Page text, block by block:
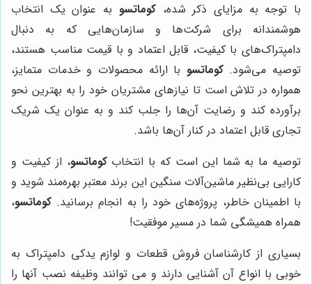
با توجه به مزایای ذکر شده،کوماتسو به عنوان یک انتخاب
هوشمندانه برای شرکت‌ها و سازمان‌هایی که به دنبال
دامپتراک‌های با کیفیت، قابل اعتماد و با قیمت مناسب هستند،
توصیه می‌شود.کوماتسو با ارائه محصولات و خدمات متمایز،
همواره در تلاش است تا نیازهای مشتریان خود را به بهترین نحو
برآورده کند و رضایت آن‌ها را جلب کند و به عنوان یک شریک
تجاری قابل اعتماد در کنار آن‌ها باشد.
توصیه ما به شما این است که با انتخابکوماتسو، از کیفیت و
کارایی بی‌نظیر ماشین‌آلات سنگین این برند معتبر بهره‌مند شوید و
با اطمینان خاطر، پروژه‌های خود را به انجام برسانید. کوماتسو،
همراه همیشگی شما در مسیر موفقیت!
بسیاری از کارشناسان فروش قطعات و لوازم یدکی دامپتراک به
خوبی با انواع آن آشنایی دارند و می توانند وظیفه نصب آنها را